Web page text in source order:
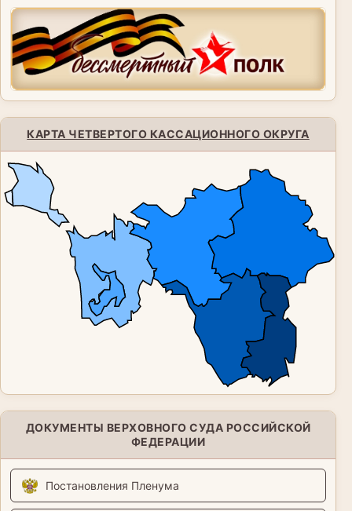
КАРТА ЧЕТВЕРТОГО КАССАЦИОННОГО ОКРУГА
ДОКУМЕНТЫ ВЕРХОВНОГО СУДА РОССИЙСКОЙ
ФЕДЕРАЦИИ
Постановления Пленума